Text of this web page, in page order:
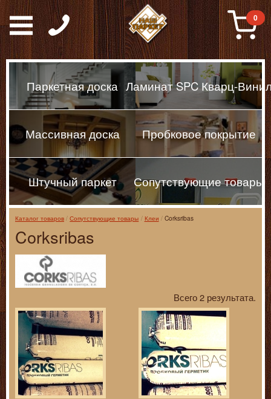
Паркет, Штучный
0
Паркетная доска Ламинат SPC Кварц-
Массивная доска Пробковое покрытие
Штучный паркет Сопутствующие товары
Каталог товаров Сопутствующие товары Клеи Corksribas
Corksribas
Всего 2 результата.